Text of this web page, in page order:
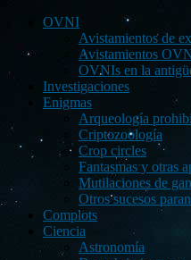
OVNI
Avistamientos de
Avistamientos
OVNIs en la
Investigaciones
Enigmas
Arqueología
Criptozoología
Crop circles
Fantasmas y otras
Mutilaciones de
Otros sucesos
Complots
Ciencia
Astronomía